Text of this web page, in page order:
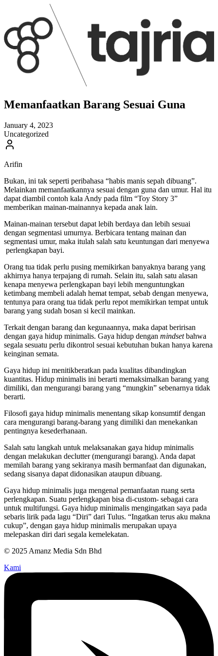
Memanfaatkan Barang Sesuai Guna
January 4, 2023
Uncategorized
Arifin
Bukan, ini tak seperti peribahasa “habis manis sepah dibuang”.
Melainkan memanfaatkannya sesuai dengan guna dan umur. Hal itu
dapat diambil contoh kala Andy pada film “Toy Story 3”
memberikan mainan-mainannya kepada anak lain.
Mainan-mainan tersebut dapat lebih berdaya dan lebih sesuai
dengan segmentasi umurnya. Berbicara tentang mainan dan
segmentasi umur, maka itulah salah satu keuntungan dari menyewa
perlengkapan bayi.
Orang tua tidak perlu pusing memikirkan banyaknya barang yang
akhirnya hanya terpajang di rumah. Selain itu, salah satu alasan
kenapa menyewa perlengkapan bayi lebih menguntungkan
ketimbang membeli adalah hemat tempat, sebab dengan menyewa,
tentunya para orang tua tidak perlu repot memikirkan tempat untuk
barang yang sudah bosan si kecil mainkan.
Terkait dengan barang dan kegunaannya, maka dapat beririsan
dengan gaya hidup minimalis. Gaya hidup dengan mindsetbahwa
segala sesuatu perlu dikontrol sesuai kebutuhan bukan hanya karena
keinginan semata.
Gaya hidup ini menitikberatkan pada kualitas dibandingkan
kuantitas. Hidup minimalis ini berarti memaksimalkan barang yang
dimiliki, dan mengurangi barang yang “mungkin” sebenarnya tidak
berarti.
Filosofi gaya hidup minimalis menentang sikap konsumtif dengan
cara mengurangi barang-barang yang dimiliki dan menekankan
pentingnya kesederhanaan.
Salah satu langkah untuk melaksanakan gaya hidup minimalis
dengan melakukan declutter (mengurangi barang). Anda dapat
memilah barang yang sekiranya masih bermanfaat dan digunakan,
sedang sisanya dapat didonasikan ataupun dibuang.
Gaya hidup minimalis juga mengenal pemanfaatan ruang serta
perlengkapan. Suatu perlengkapan bisa di-custom- sebagai cara
untuk multifungsi. Gaya hidup minimalis mengingatkan saya pada
sebaris lirik pada lagu “Diri” dari Tulus. “Ingatkan terus aku makna
cukup”, dengan gaya hidup minimalis merupakan upaya
melepaskan diri dari segala kemelekatan.
© 2025 Amanz Media Sdn Bhd
Kami